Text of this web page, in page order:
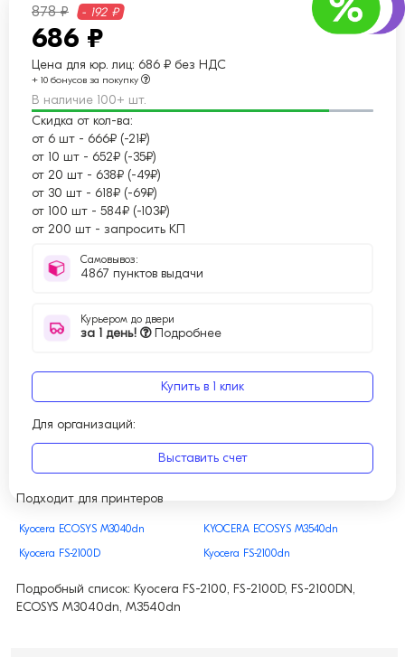
878 ₽ - 192 ₽
686 ₽
Цена для юр. лиц: 686 ₽ без НДС
+ 10 бонусов за покупку
В наличие 100+ шт.
Скидка от кол-ва:
от 6 шт - 666₽ (-21₽)
от 10 шт - 652₽ (-35₽)
от 20 шт - 638₽ (-49₽)
от 30 шт - 618₽ (-69₽)
от 100 шт - 584₽ (-103₽)
от 200 шт - запросить КП
Самовывоз:
4867 пунктов выдачи
Курьером до двери
за 1 день! Подробнее
Купить в 1 клик
Для организаций:
Выставить счет
Подходит для принтеров
Kyocera ECOSYS M3040dn
KYOCERA ECOSYS M3540dn
Kyocera FS-2100D
Kyocera FS-2100dn
Подробный список: Kyocera FS-2100, FS-2100D, FS-2100DN,
ECOSYS M3040dn, M3540dn